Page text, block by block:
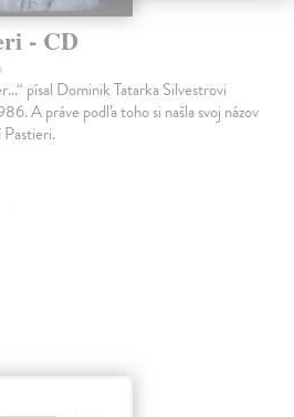
- CD
písal Dominik Tatarka Silvestrovi
A práve podľa toho si našla svoj názov
Pastieri.